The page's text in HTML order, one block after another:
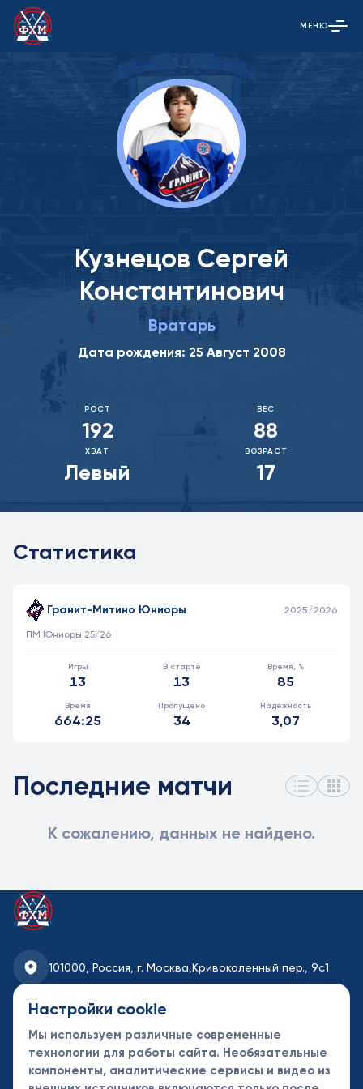
Открыть
МЕНЮ
Кузнецов Сергей
Константинович
Вратарь
Дата рождения: 25 Август 2008
РОСТ
192
ВЕС
88
ХВАТ
Левый
ВОЗРАСТ
17
Статистика
КОМАНДА
Гранит-Митино Юниоры 2025/2026
ПМ Юниоры 25/26
13 13 85
664:25 34 3,07
Последние матчи
К сожалению, данных не найдено.
101000, Россия, г. Москва, Кривоколенный пер., 9с1
fhmoscow@mail.ru
8-495-621-35-95
Новости Турниры Контакты
Настройки cookie
Мы используем различные современные
технологии для работы сайта. Необязательные
компоненты, аналитические сервисы и видео из